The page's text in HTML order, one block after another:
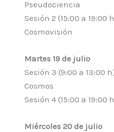
Pseudociencia
Sesión 2 (15:00 a 19:00
Cosmovisión
Martes 19 de julio
Sesión 3 (9:00 a 13:00
Cosmos
Sesión 4 (15:00 a
Miércoles 20 de julio